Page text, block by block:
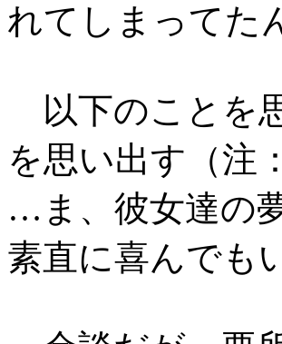
れてしまってた
以下のことを
を思い出す（注
…ま、彼女達の
素直に喜んでも